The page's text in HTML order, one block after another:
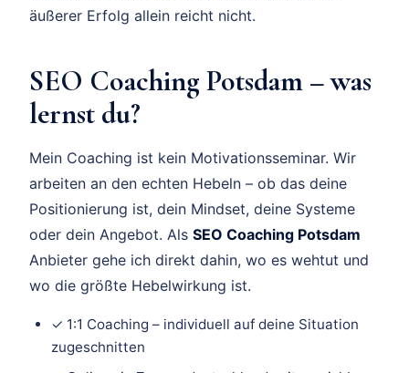
äußerer Erfolg allein reicht nicht.
SEO Coaching Potsdam – was
lernst du?
Mein Coaching ist kein Motivationsseminar. Wir
arbeiten an den echten Hebeln – ob das deine
Positionierung ist, dein Mindset, deine Systeme
oder dein Angebot. Als SEO Coaching Potsdam
Anbieter gehe ich direkt dahin, wo es wehtut und
wo die größte Hebelwirkung ist.
✓ 1:1 Coaching – individuell auf deine Situation
zugeschnitten